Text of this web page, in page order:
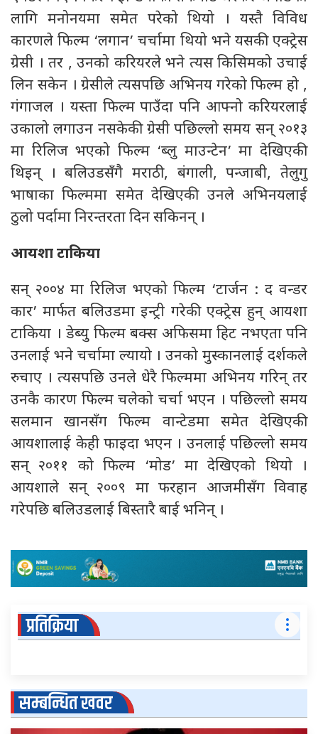
लागि मनोनयमा समेत परेको थियो । यस्तै विविध
कारणले फिल्म ‘लगान’ चर्चामा थियो भने यसकी एक्ट्रेस
ग्रेसी । तर , उनको करियरले भने त्यस किसिमको उचाई
लिन सकेन । ग्रेसीले त्यसपछि अभिनय गरेको फिल्म हो ,
गंगाजल । यस्ता फिल्म पाउँदा पनि आफ्नो करियरलाई
उकालो लगाउन नसकेकी ग्रेसी पछिल्लो समय सन् २०१३
मा रिलिज भएको फिल्म ‘ब्लु माउन्टेन’ मा देखिएकी
थिइन् । बलिउडसँगै मराठी, बंगाली, पन्जाबी, तेलुगु
भाषाका फिल्ममा समेत देखिएकी उनले अभिनयलाई
ठुलो पर्दामा निरन्तरता दिन सकिनन् ।
आयशा टाकिया
सन् २००४ मा रिलिज भएको फिल्म ‘टार्जन : द वन्डर
कार’ मार्फत बलिउडमा इन्ट्री गरेकी एक्ट्रेस हुन् आयशा
टाकिया । डेब्यु फिल्म बक्स अफिसमा हिट नभएता पनि
उनलाई भने चर्चामा ल्यायो । उनको मुस्कानलाई दर्शकले
रुचाए । त्यसपछि उनले धेरै फिल्ममा अभिनय गरिन् तर
उनकै कारण फिल्म चलेको चर्चा भएन । पछिल्लो समय
सलमान खानसँग फिल्म वान्टेडमा समेत देखिएकी
आयशालाई केही फाइदा भएन । उनलाई पछिल्लो समय
सन् २०११ को फिल्म ‘मोड’ मा देखिएको थियो ।
आयशाले सन् २००९ मा फरहान आजमीसँग विवाह
गरेपछि बलिउडलाई बिस्तारै बाई भनिन् ।
प्रतिक्रिया
सम्बन्धित खवर